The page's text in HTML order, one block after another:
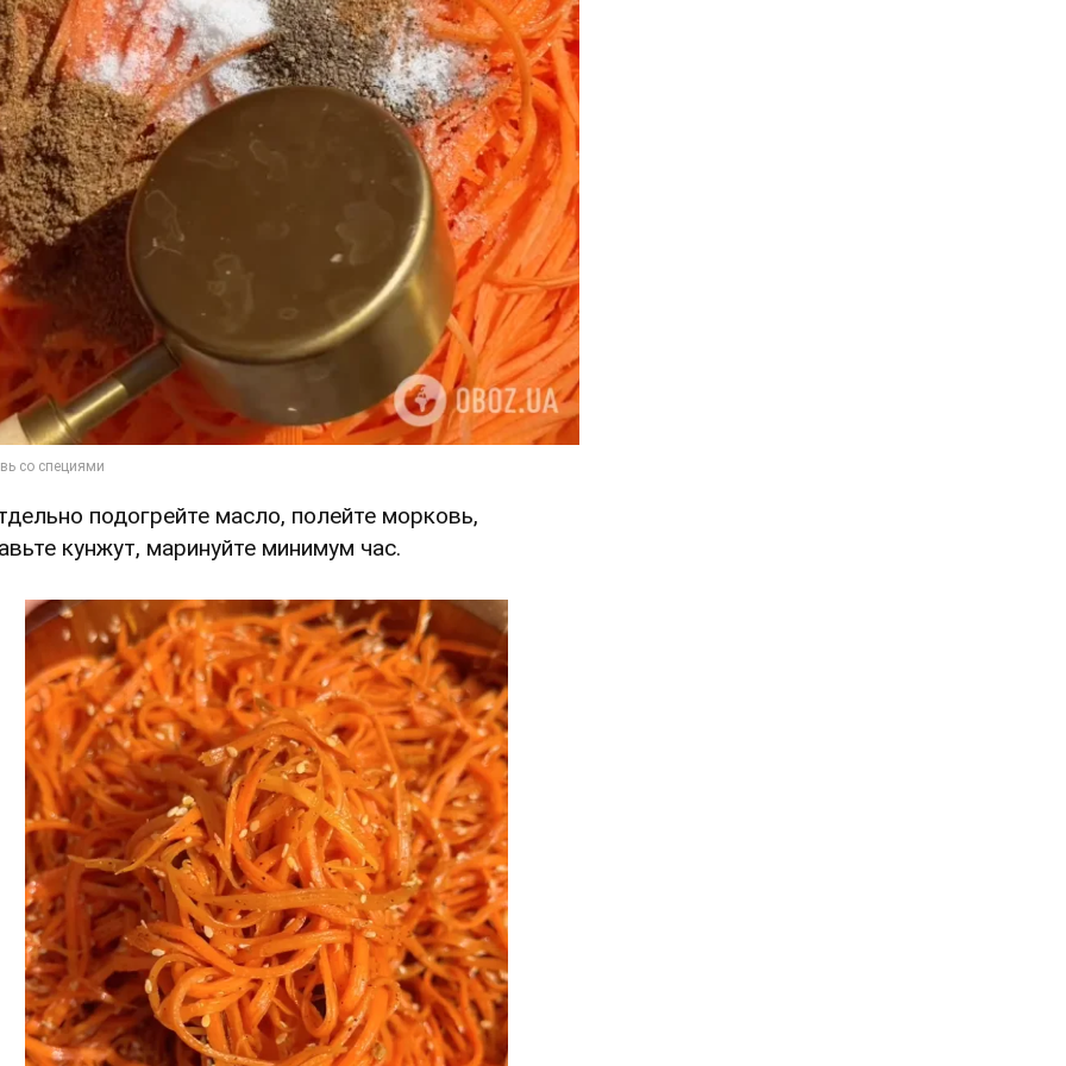
подогрейте масло, полейте морковь,
кунжут, маринуйте минимум час.